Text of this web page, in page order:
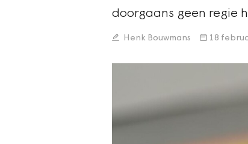
doorgaans geen regie
Henk Bouwmans 18